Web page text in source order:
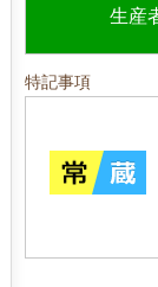
生産
特記事項